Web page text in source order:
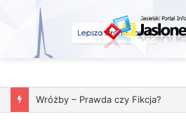
Wróżby – Prawda czy Fikcja?